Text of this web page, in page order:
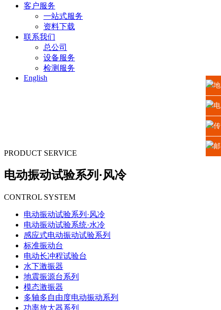
客户服务
一站式服务
资料下载
联系我们
总公司
设备服务
检测服务
English
PRODUCT SERVICE
电动振动试验系列·风冷
CONTROL SYSTEM
电动振动试验系列·风冷
电动振动试验系统·水冷
感应式电动振动试验系列
标准振动台
电动长冲程试验台
水下激振器
地震振源台系列
模态激振器
多轴多自由度电动振动系列
功率放大器系列
地
址：
江苏
省苏
电
话：
传
真：
邮